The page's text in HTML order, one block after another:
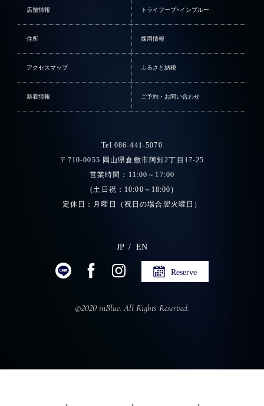
店舗情報 トライフープ×インブルー
住所 採用情報
アクセスマップ ふるさと納税
新着情報 ご予約・お問い合わせ
Tel 086-441-5070
〒710-0055 岡山県倉敷市阿知2丁目17-25
営業時間：11:00～17:00
(土日祝：10:00～18:00)
定休日：月曜日（祝日の場合翌火曜日）
JP EN
Reserve
©2020 inBlue. All Rights Reserved.